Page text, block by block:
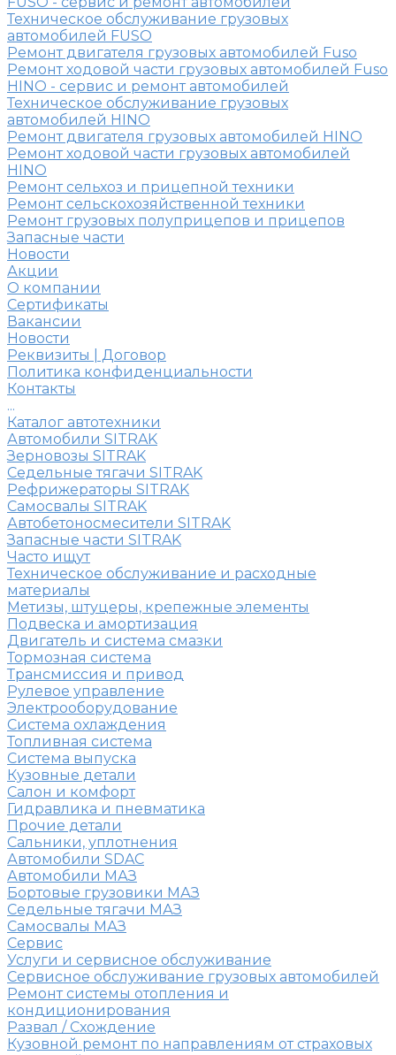
Техническое обслуживание грузовых
автомобилей FUSO
Ремонт двигателя грузовых автомобилей Fuso
Ремонт ходовой части грузовых автомобилей Fuso
HINO - сервис и ремонт автомобилей
Техническое обслуживание грузовых
автомобилей HINO
Ремонт двигателя грузовых автомобилей HINO
Ремонт ходовой части грузовых автомобилей
HINO
Ремонт сельхоз и прицепной техники
Ремонт сельскохозяйственной техники
Ремонт грузовых полуприцепов и прицепов
Запасные части
Новости
Акции
О компании
Сертификаты
Вакансии
Новости
Реквизиты | Договор
Политика конфиденциальности
Контакты
...
Каталог автотехники
Автомобили SITRAK
Зерновозы SITRAK
Седельные тягачи SITRAK
Рефрижераторы SITRAK
Самосвалы SITRAK
Автобетоносмесители SITRAK
Запасные части SITRAK
Часто ищут
Техническое обслуживание и расходные
материалы
Метизы, штуцеры, крепежные элементы
Подвеска и амортизация
Двигатель и система смазки
Тормозная система
Трансмиссия и привод
Рулевое управление
Электрооборудование
Система охлаждения
Топливная система
Система выпуска
Кузовные детали
Салон и комфорт
Гидравлика и пневматика
Прочие детали
Сальники, уплотнения
Автомобили SDAC
Автомобили МАЗ
Бортовые грузовики МАЗ
Седельные тягачи МАЗ
Самосвалы МАЗ
Сервис
Услуги и сервисное обслуживание
Сервисное обслуживание грузовых автомобилей
Ремонт системы отопления и
кондиционирования
Развал / Схождение
Кузовной ремонт по направлениям от страховых